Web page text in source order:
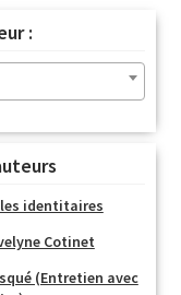
:
identitaires
Cotinet
(Entretien avec